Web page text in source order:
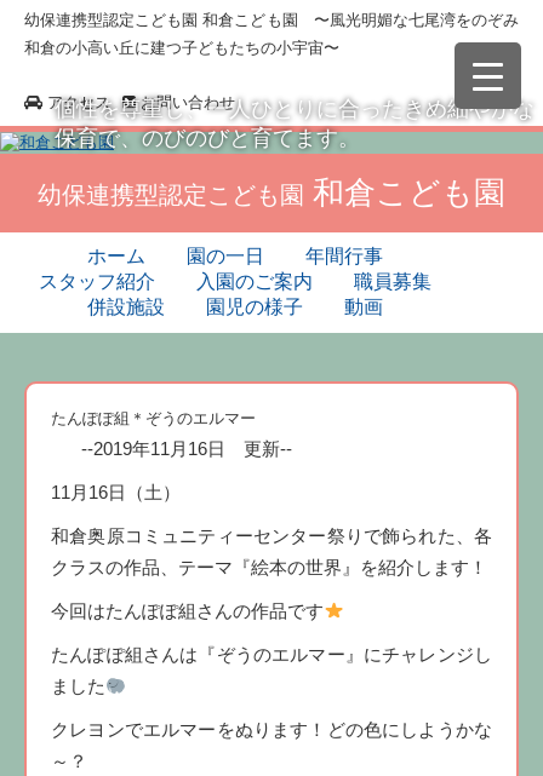
幼保連携型認定こども園 和倉こども園 〜風光明媚な七尾湾をのぞみ
和倉の小高い丘に建つ子どもたちの小宇宙〜
アクセス お問い合わせ
個性を尊重し、一人ひとりに合ったきめ細やかな
保育で、のびのびと育てます。
幼保連携型認定こども園 和倉こども園
ホーム 園の一日
年間行事
スタッフ紹介
入園のご案内
職員募集
併設施設
園児の様子 動画
たんぽぽ組＊ぞうのエルマー
--2019年11月16日 更新--
11月16日（土）
和倉奥原コミュニティーセンター祭りで飾られた、各
クラスの作品、テーマ『絵本の世界』を紹介します！
今回はたんぽぽ組さんの作品です
たんぽぽ組さんは『ぞうのエルマー』にチャレンジし
ました
クレヨンでエルマーをぬります！どの色にしようかな
～？